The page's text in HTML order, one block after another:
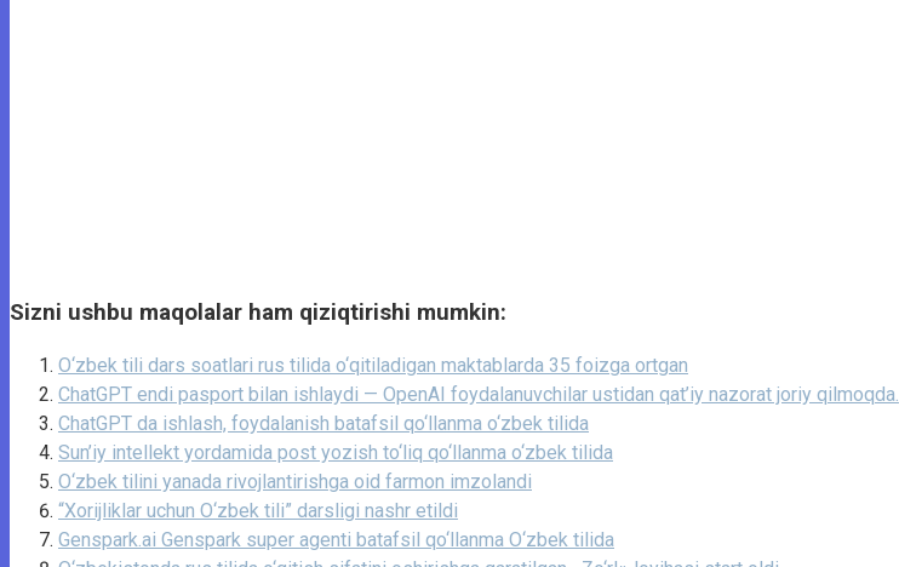
Sizni ushbu maqolalar ham qiziqtirishi mumkin:
O‘zbek tili dars soatlari rus tilida o‘qitiladigan maktablarda 35 foizga ortgan
ChatGPT endi pasport bilan ishlaydi — OpenAI foydalanuvchilar ustidan qat’iy nazorat joriy qilmoqda.
ChatGPT da ishlash, foydalanish batafsil qo‘llanma o‘zbek tilida
Sun’iy intellekt yordamida post yozish to‘liq qo‘llanma o‘zbek tilida
O‘zbek tilini yanada rivojlantirishga oid farmon imzolandi
“Xorijliklar uchun O‘zbek tili” darsligi nashr etildi
Genspark.ai Genspark super agenti batafsil qo‘llanma O‘zbek tilida